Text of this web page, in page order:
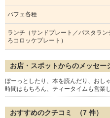
パフェ各種
ランチ（サンドプレート／パスタラ
ろコロッケプレート）
お店・スポットからのメッセー
ぼーっとしたり、本を読んだり、おし
時間はもちろん、ティータイムも営業
おすすめのクチコミ （7 件）